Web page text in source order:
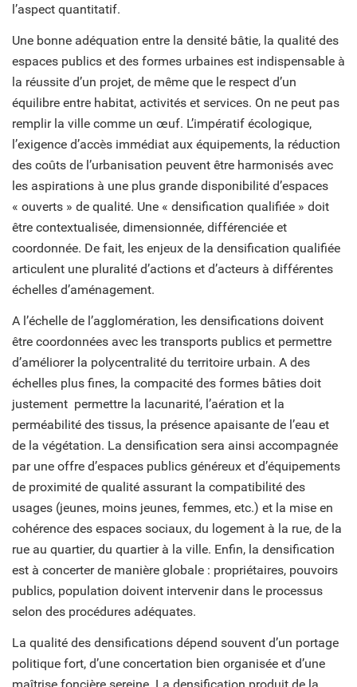
l’aspect quantitatif.
Une bonne adéquation entre la densité bâtie, la qualité des
espaces publics et des formes urbaines est indispensable à
la réussite d’un projet, de même que le respect d’un
équilibre entre habitat, activités et services. On ne peut pas
remplir la ville comme un œuf. L’impératif écologique,
l’exigence d’accès immédiat aux équipements, la réduction
des coûts de l’urbanisation peuvent être harmonisés avec
les aspirations à une plus grande disponibilité d’espaces
« ouverts » de qualité. Une « densification qualifiée » doit
être contextualisée, dimensionnée, différenciée et
coordonnée. De fait, les enjeux de la densification qualifiée
articulent une pluralité d’actions et d’acteurs à différentes
échelles d’aménagement.
A l’échelle de l’agglomération, les densifications doivent
être coordonnées avec les transports publics et permettre
d’améliorer la polycentralité du territoire urbain. A des
échelles plus fines, la compacité des formes bâties doit
justement permettre la lacunarité, l’aération et la
perméabilité des tissus, la présence apaisante de l’eau et
de la végétation. La densification sera ainsi accompagnée
par une offre d’espaces publics généreux et d’équipements
de proximité de qualité assurant la compatibilité des
usages (jeunes, moins jeunes, femmes, etc.) et la mise en
cohérence des espaces sociaux, du logement à la rue, de la
rue au quartier, du quartier à la ville. Enfin, la densification
est à concerter de manière globale : propriétaires, pouvoirs
publics, population doivent intervenir dans le processus
selon des procédures adéquates.
La qualité des densifications dépend souvent d’un portage
politique fort, d’une concertation bien organisée et d’une